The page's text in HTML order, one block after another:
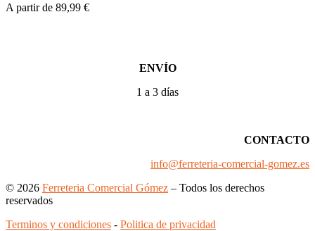
A partir de 89,99 €
ENVÍO
1 a 3 días
CONTACTO
info@ferreteria-comercial-gomez.es
© 2026 Ferreteria Comercial Gómez – Todos los derechos
reservados
Terminos y condiciones - Politica de privacidad